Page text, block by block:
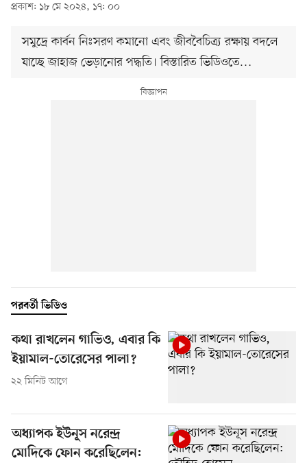
প্রকাশ: ১৮ মে ২০২৪, ১৭: ০০
সমুদ্রে কার্বন নিঃসরণ কমানো এবং জীববৈচিত্র্য রক্ষায় বদলে
যাচ্ছে জাহাজ ভেড়ানোর পদ্ধতি। বিস্তারিত ভিডিওতে…
পরবর্তী ভিডিও
কথা রাখলেন গাভিও, এবার কি
ইয়ামাল-তোরেসের পালা?
২২ মিনিট আগে
অধ্যাপক ইউনূস নরেন্দ্র
মোদিকে ফোন করেছিলেন: